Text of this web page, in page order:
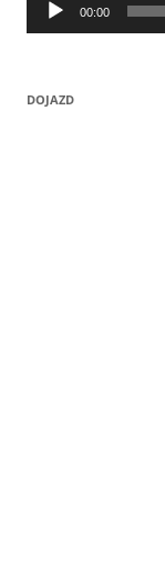
00:00
DOJAZD